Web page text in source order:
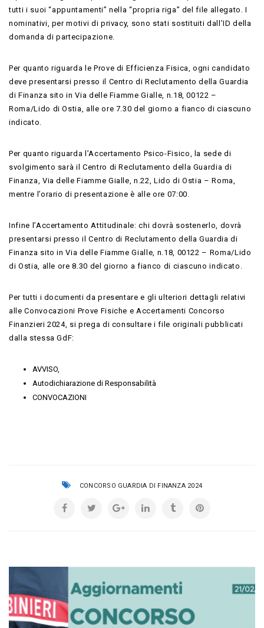
tutti i suoi “appuntamenti” nella “propria riga” del file allegato. I
nominativi, per motivi di privacy, sono stati sostituiti dall’ID della
domanda di partecipazione.
Per quanto riguarda le Prove di Efficienza Fisica, ogni candidato
deve presentarsi presso il Centro di Reclutamento della Guardia
di Finanza sito in Via delle Fiamme Gialle, n.18, 00122 –
Roma/Lido di Ostia, alle ore 7.30 del giorno a fianco di ciascuno
indicato.
Per quanto riguarda l’Accertamento Psico-Fisico, la sede di
svolgimento sarà il Centro di Reclutamento della Guardia di
Finanza, Via delle Fiamme Gialle, n.22, Lido di Ostia – Roma,
mentre l’orario di presentazione è alle ore 07:00.
Infine l’Accertamento Attitudinale: chi dovrà sostenerlo, dovrà
presentarsi presso il Centro di Reclutamento della Guardia di
Finanza sito in Via delle Fiamme Gialle, n.18, 00122 – Roma/Lido
di Ostia, alle ore 8.30 del giorno a fianco di ciascuno indicato.
Per tutti i documenti da presentare e gli ulteriori dettagli relativi
alle Convocazioni Prove Fisiche e Accertamenti Concorso
Finanzieri 2024, si prega di consultare i file originali pubblicati
dalla stessa GdF:
AVVISO,
Autodichiarazione di Responsabilità
CONVOCAZIONI
CONCORSO GUARDIA DI FINANZA 2024